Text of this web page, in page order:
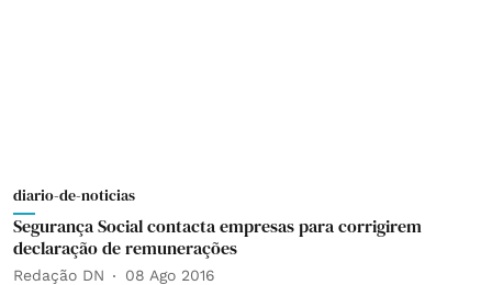
diario-de-noticias
Segurança Social contacta empresas para corrigirem
declaração de remunerações
Redação DN 08 Ago 2016